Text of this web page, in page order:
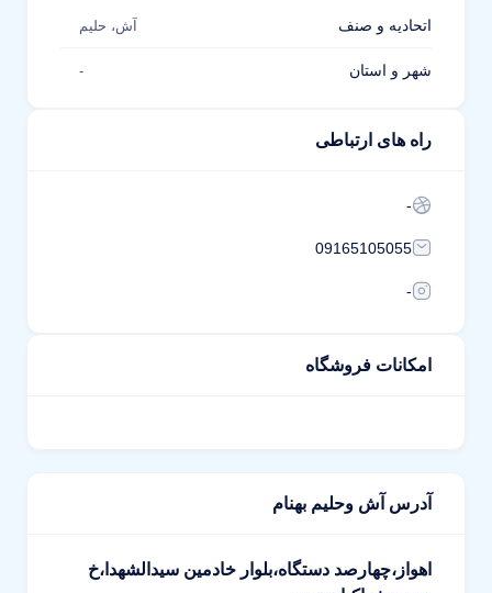
اتحادیه و صنف آش، حلیم
شهر و استان -
راه های ارتباطی
-
09165105055
-
امکانات فروشگاه
آدرس آش وحلیم بهنام
اهواز،چهارصد دستگاه،بلوار خادمین سیدالشهدا،خ